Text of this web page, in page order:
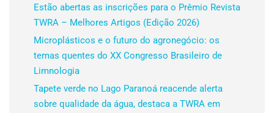
Estão abertas as inscrições para o Prêmio Revista
TWRA – Melhores Artigos (Edição 2026)
Microplásticos e o futuro do agronegócio: os
temas quentes do XX Congresso Brasileiro de
Limnologia
Tapete verde no Lago Paranoá reacende alerta
sobre qualidade da água, destaca a TWRA em